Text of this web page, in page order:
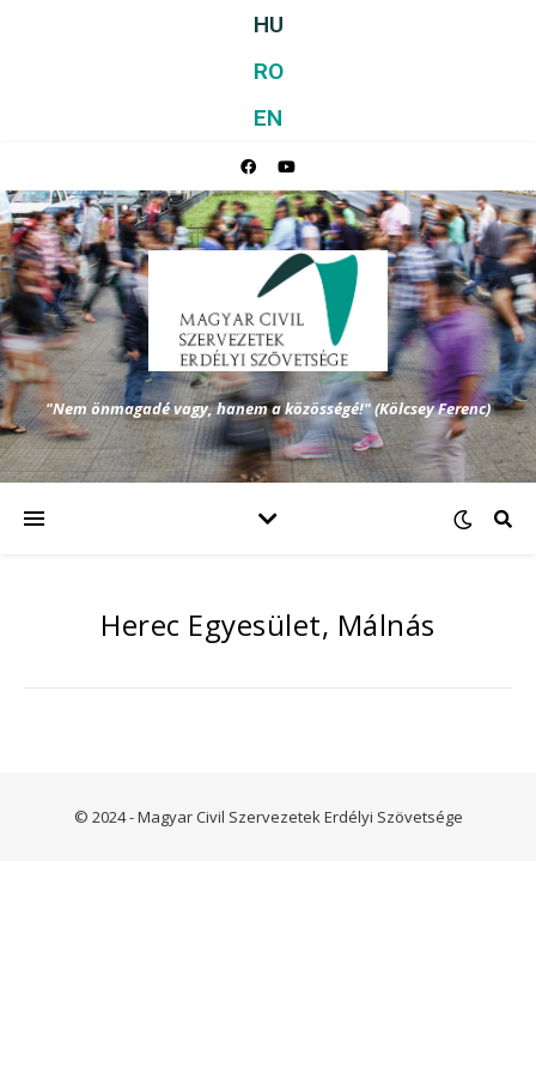
HU
RO
EN
"Nem önmagadé vagy, hanem a közösségé!" (Kölcsey Ferenc)
Herec Egyesület, Málnás
© 2024 - Magyar Civil Szervezetek Erdélyi Szövetsége